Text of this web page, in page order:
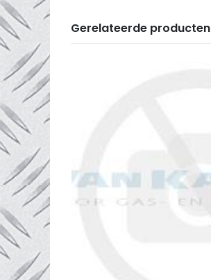
Gerelateerde producten